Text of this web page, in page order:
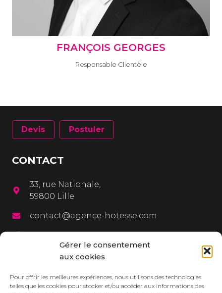
Gérer le consentement
aux cookies
Pour offrir les meilleures expériences, nous utilisons des technologies
telles que les cookies pour stocker et/ou accéder aux informations des
FRANÇOIS GEORGES
Responsable Clientèle
Devis Postuler
CONTACT
33, rue Nationale,
59800 Lille
contact@agence-hotesse.com
03 20 12 72 65
06 67 92 99 72
MENU